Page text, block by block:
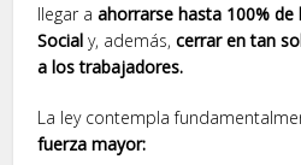
llegar aahorrarse hasta 100% de
Socialy, además,cerrar en tan
a los trabajadores.
La ley contempla
fuerza mayor: